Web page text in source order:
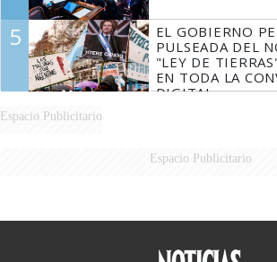
5
EL GOBIERNO
PULSEADA DEL
"LEY DE
EN TODA LA
DIGITAL
Espacio Publicitario
Espacio Publicitario